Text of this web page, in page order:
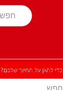
להגן על החיוך שלכם?